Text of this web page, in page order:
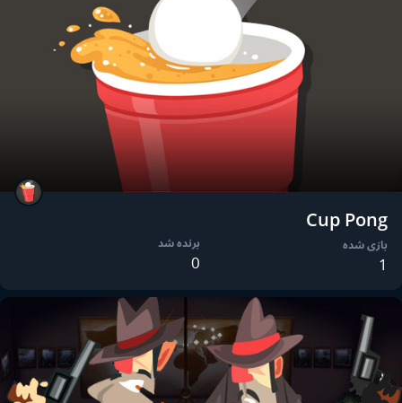
Cup Pong
بازی شده
1
برنده شد
0